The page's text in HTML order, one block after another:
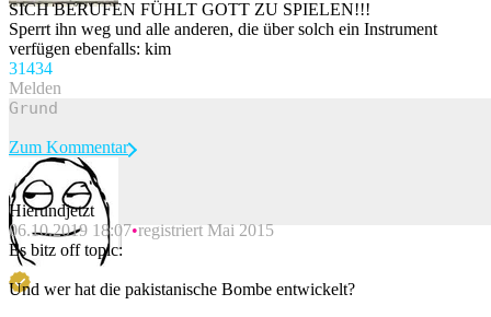
SICH BERUFEN FÜHLT GOTT ZU SPIELEN!!!
Sperrt ihn weg und alle anderen, die über solch ein Instrument
verfügen ebenfalls: kim
31434
Melden
Beitrag melden
Zum Kommentar
Hierundjetzt
06.10.2019 18:07 registriert Mai 2015
Es bitz off topic:
Und wer hat die pakistanische Bombe entwickelt?